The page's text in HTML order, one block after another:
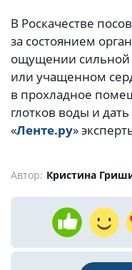
В Роскачестве
за состоянием
ощущении сильной
или учащенном
в прохладное
глотков воды и
«Ленте.ру»
Автор: Кристина